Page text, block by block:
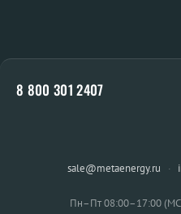
8 800 301 2407
sale@metaenergy.ru ·
Пн–Пт 08:00–17:00